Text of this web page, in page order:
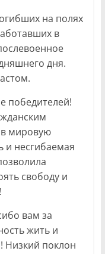
на полях
в
дня.
победителей!
мировую
и несгибаемая
свободу и
вам за
жить и
Низкий поклон